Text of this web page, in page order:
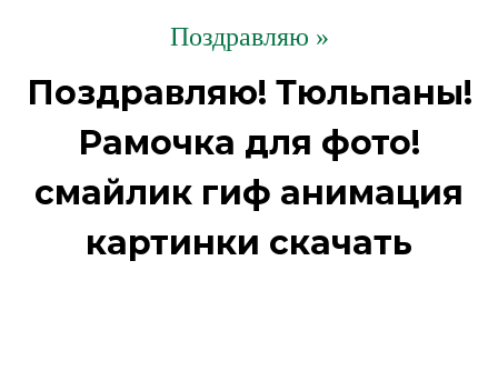
Поздравляю »
Поздравляю! Тюльпаны!
Рамочка для фото!
смайлик гиф анимация
картинки скачать